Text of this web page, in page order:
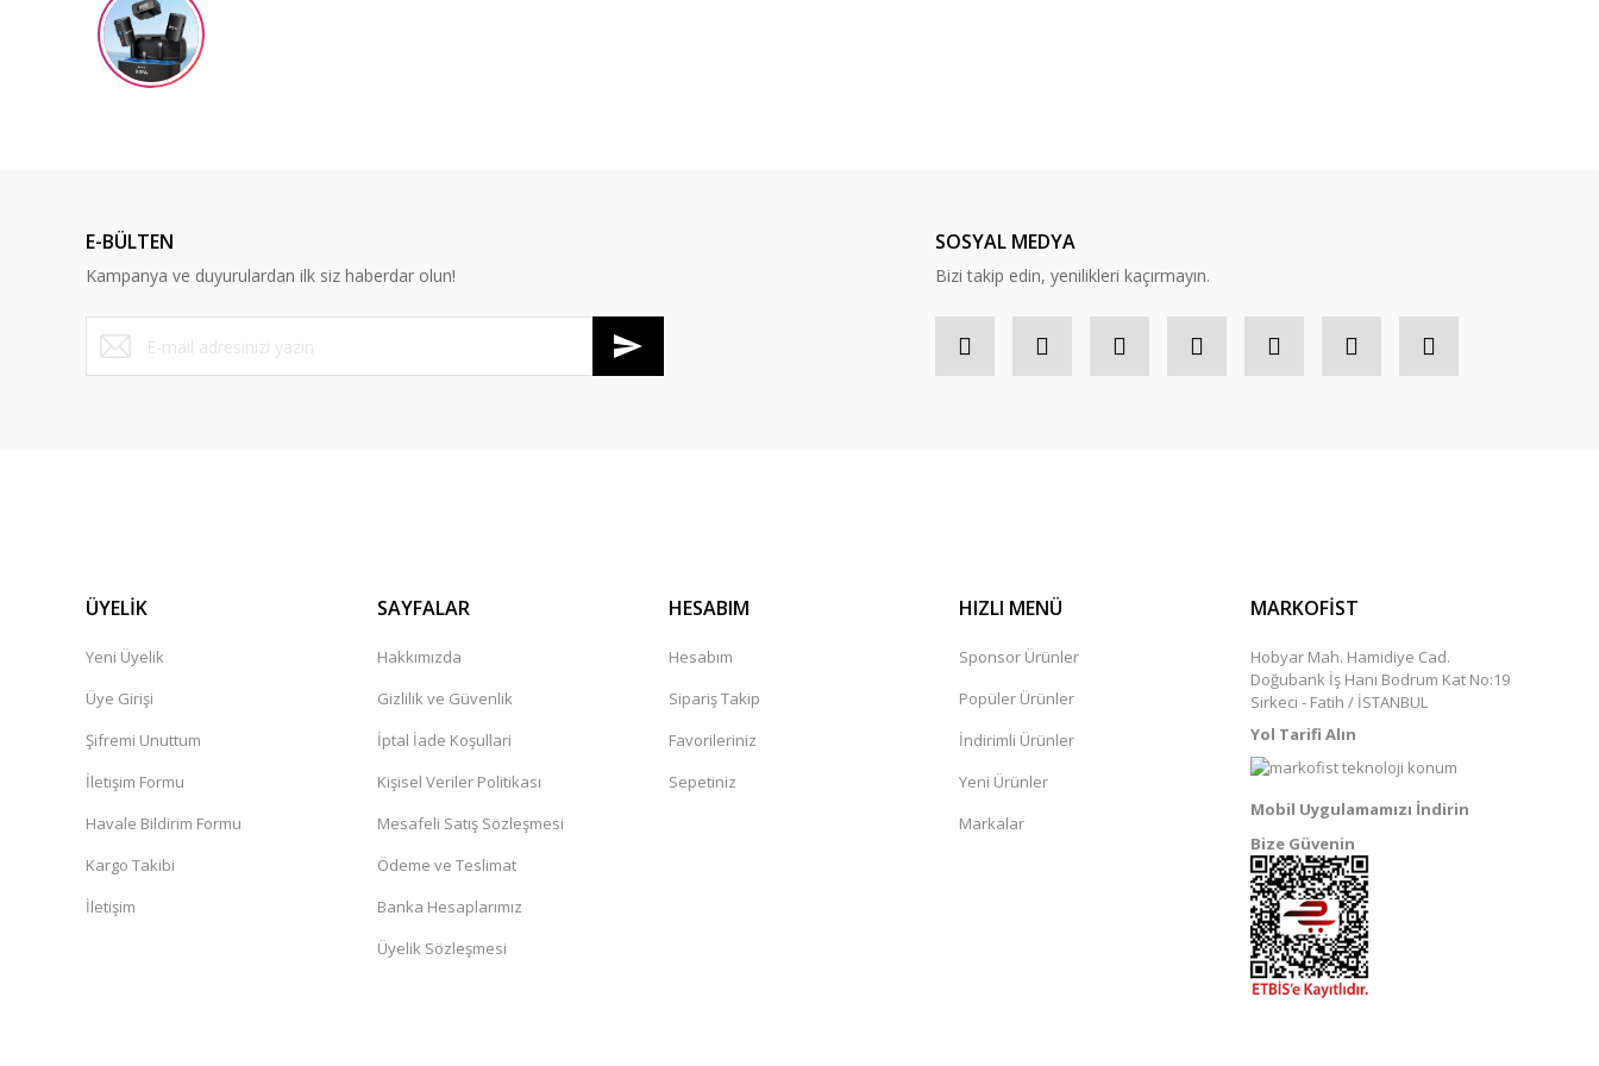
Ürün resmi kalitesiz, bozuk veya görüntülenemiyor.
Ürün açıklamasında eksik bilgiler bulunuyor.
E-BÜLTEN
Kampanya ve duyurulardan ilk siz haberdar olun!
SOSYAL MEDYA
Bizi takip edin, yenilikleri kaçırmayın.
ÜYELİK
Yeni Üyelik
Üye Girişi
Şifremi Unuttum
İletişim Formu
Havale Bildirim Formu
Kargo Takibi
İletişim
SAYFALAR
Hakkımızda
Gizlilik ve Güvenlik
İptal İade Koşullari
Kişisel Veriler Politikası
Mesafeli Satış Sözleşmesi
Ödeme ve Teslimat
Banka Hesaplarımız
Üyelik Sözleşmesi
HESABIM
Hesabım
Sipariş Takip
Favorileriniz
Sepetiniz
HIZLI MENÜ
Sponsor Ürünler
Popüler Ürünler
İndirimli Ürünler
Yeni Ürünler
Markalar
MARKOFİST
Hobyar Mah. Hamidiye Cad.
Doğubank İş Hanı Bodrum Kat No:19
Sirkeci - Fatih / İSTANBUL
Yol Tarifi Alın
Mobil Uygulamamızı İndirin
Bize Güvenin